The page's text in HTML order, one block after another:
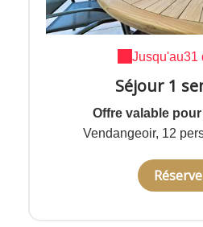
Jusqu'au31
Séjour 1
Offre valable pour
Vendangeoir, 12